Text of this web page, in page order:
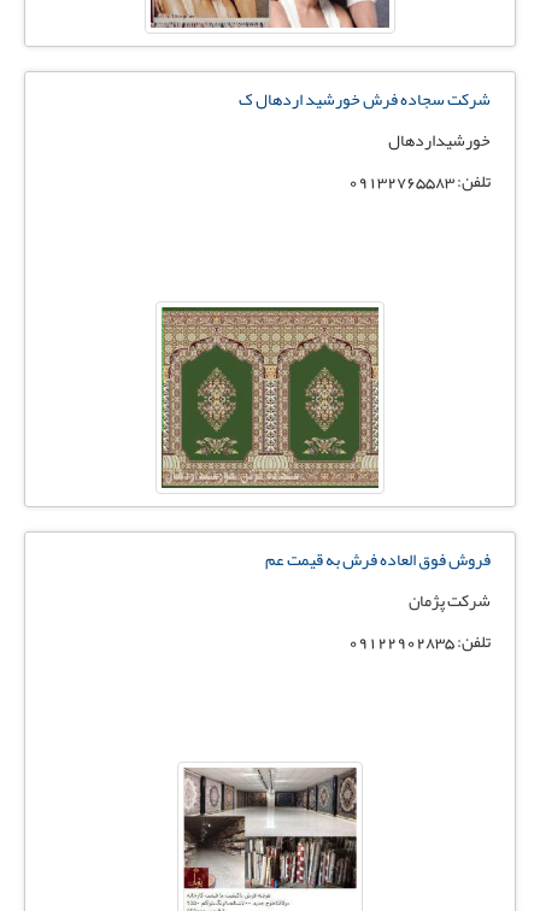
شرکت سجاده فرش خورشید اردهال ک
خورشیداردهال
تلفن: 09132765583
فروش فوق العاده فرش به قیمت عم
شرکت پژمان
تلفن: 09122902835